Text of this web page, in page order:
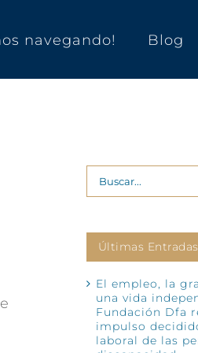
navegando! Blog
Buscar:
Últimas Entradas
El empleo, la
una vida
Fundación Dfa
impulso
laboral de las